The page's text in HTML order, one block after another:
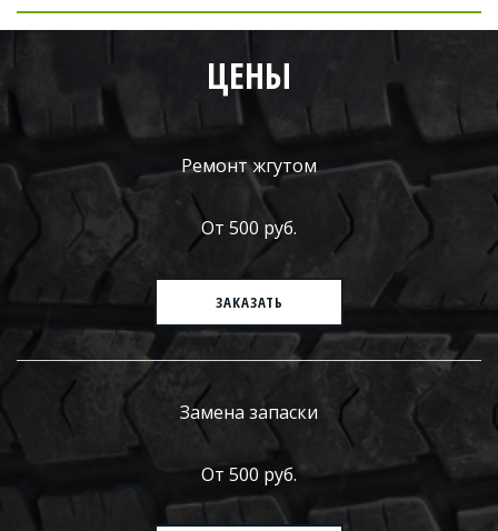
ЦЕНЫ
Ремонт жгутом
От 500 руб.
ЗАКАЗАТЬ
Замена запаски
От 500 руб.